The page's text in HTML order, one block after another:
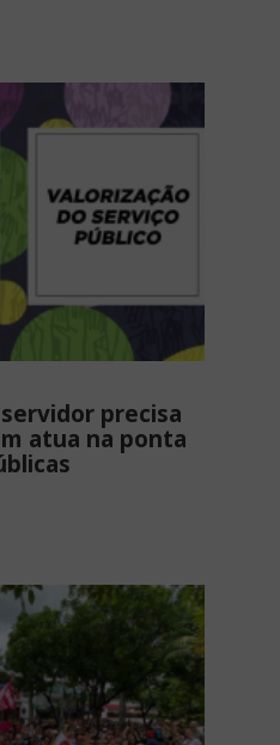
precisa
atua na ponta